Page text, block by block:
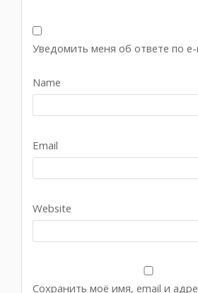
Уведомить меня об ответе по e-
Name
Email
Website
Сохранить моё имя, email и